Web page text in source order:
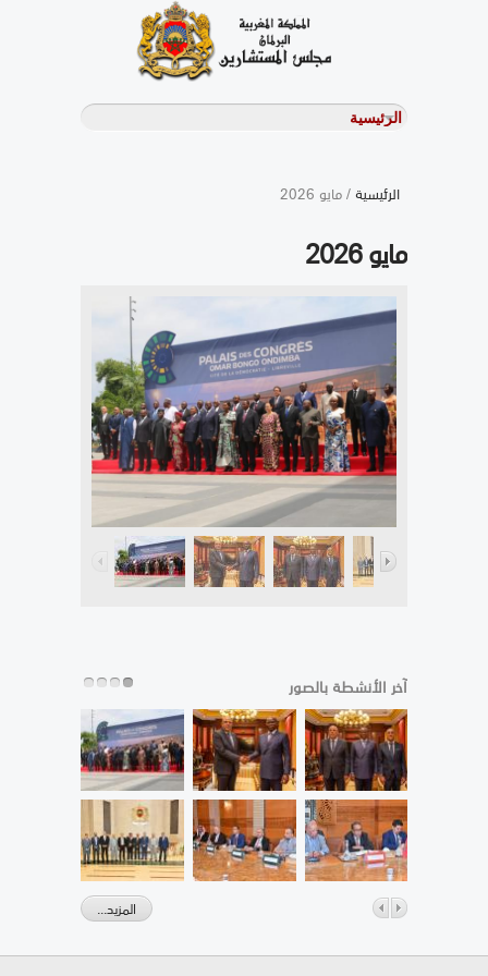
الرئيسية/ مايو 2026
مايو 2026
آخر الأنشطة بالصور
المزيد...